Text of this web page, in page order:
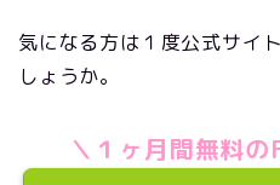
気になる方は１度公式サイ
しょうか。
＼１ヶ月間無料